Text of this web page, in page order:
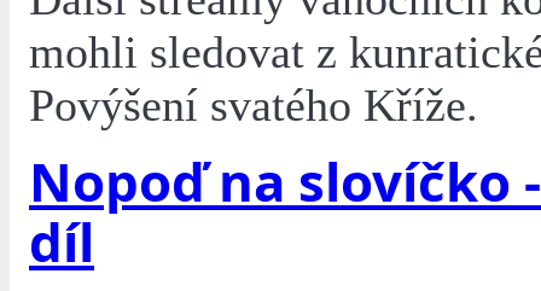
mohli sledovat z
Povýšení svatého Kříže.
Nopoď na slovíčko
díl